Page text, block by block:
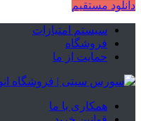
دانلود مستقیم
سیستم امتیازات
فروشگاه
حمایت از ما
همکاری با ما